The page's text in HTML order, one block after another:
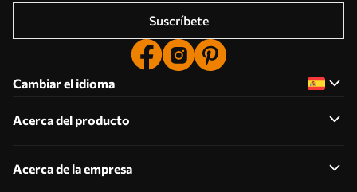
Suscríbete
Cambiar el idioma
Acerca del producto
Acerca de la empresa